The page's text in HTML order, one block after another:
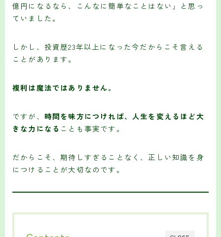
億円になるなら、こんなに簡単なことはない」と思っ
ていました。
しかし、投資歴23年以上になった今だからこそ言える
ことがあります。
複利は魔法ではありません。
ですが、 時間を味方につければ、人生を変えるほど大
きな力になる ことも事実です。
だからこそ、期待しすぎることなく、正しい知識を身
につけることが大切なのです。